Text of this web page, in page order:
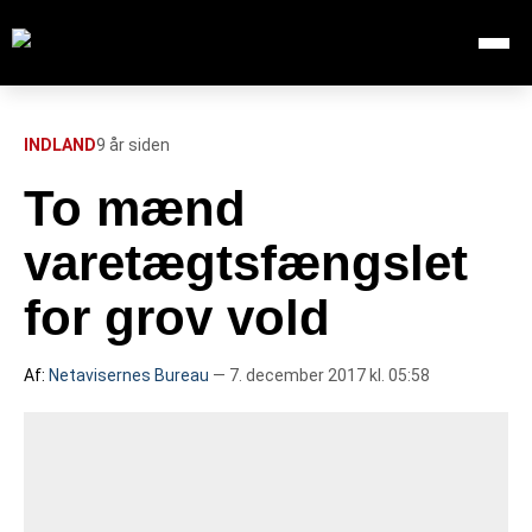
Åbn
FORSIDE
112
INDLAND9 år siden
To mænd
varetægtsfængslet
for grov vold
Af: Netavisernes Bureau — 7. december 2017 kl. 05:58